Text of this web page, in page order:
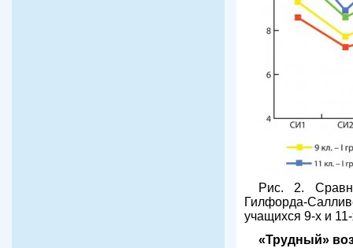
Рис. 2.
Гилфорда-
учащихся 9-х и
«Трудный»